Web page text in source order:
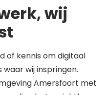
wij
of kennis om digitaal
waar wij inspringen.
Amersfoort met